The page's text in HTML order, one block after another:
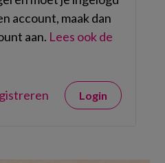
account, maak dan
aan. Lees ook de
Login